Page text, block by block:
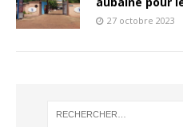
27 octobre 2023